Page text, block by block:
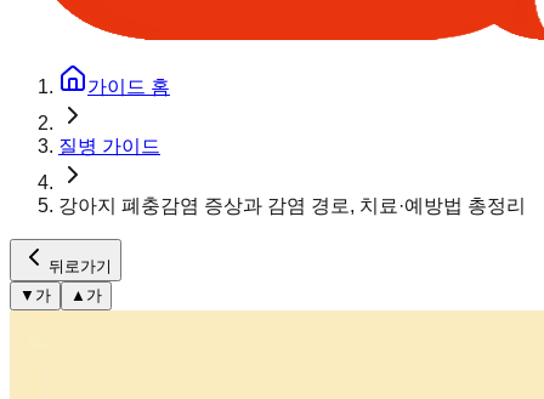
가이드 홈
질병 가이드
강아지 폐충감염 증상과 감염 경로, 치료·예방법 총정리
뒤로가기
▼ 가 ▲ 가